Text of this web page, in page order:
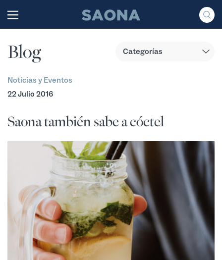
Grupo Saona
Blog
Noticias y Eventos
22 Julio 2016
Saona también sabe a cóctel